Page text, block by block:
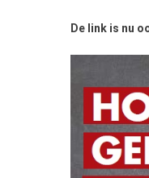
De link is nu